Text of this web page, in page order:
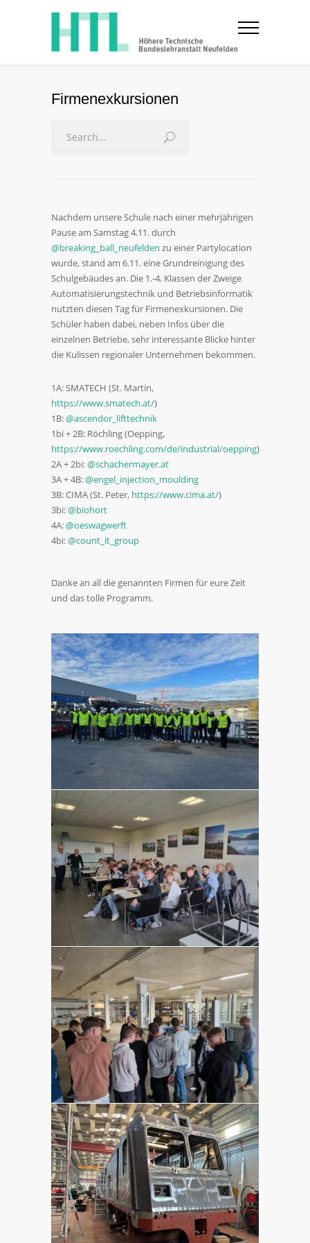
Firmenexkursionen
Nachdem unsere Schule nach einer mehrjährigen
Pause am Samstag 4.11. durch
@breaking_ball_neufelden zu einer Partylocation
wurde, stand am 6.11. eine Grundreinigung des
Schulgebäudes an. Die 1.-4. Klassen der Zweige
Automatisierungstechnik und Betriebsinformatik
nutzten diesen Tag für Firmenexkursionen. Die
Schüler haben dabei, neben Infos über die
einzelnen Betriebe, sehr interessante Blicke hinter
die Kulissen regionaler Unternehmen bekommen.
1A: SMATECH (St. Martin,
https://www.smatech.at/)
1B:@ascendor_lifttechnik
1bi + 2B: Röchling (Oepping,
https://www.roechling.com/de/industrial/oepping)
2A + 2bi:@schachermayer.at
3A + 4B:@engel_injection_moulding
3B: CIMA (St. Peter, https://www.cima.at/)
3bi:@biohort
4A:@oeswagwerft
4bi:@count_it_group
Danke an all die genannten Firmen für eure Zeit
und das tolle Programm.